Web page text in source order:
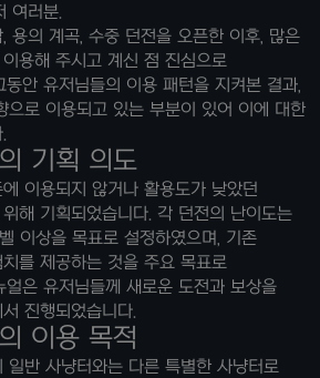
여러분.
용의 계곡, 수중 던전을 오픈한 이후, 많은
용해 주시고 계신 점 진심으로
동안 유저님들의 이용 패턴을 지켜본 결과,
으로 이용되고 있는 부분이 있어 이에 대한
기획 의도
이용되지 않거나 활용도가 낮았던
해 기획되었습니다. 각 던전의 난이도는
이상을 목표로 설정하였으며, 기존
를 제공하는 것을 주요 목표로
얼은 유저님들께 새로운 도전과 보상을
진행되었습니다.
이용 목적
일반 사냥터와는 다른 특별한 사냥터로